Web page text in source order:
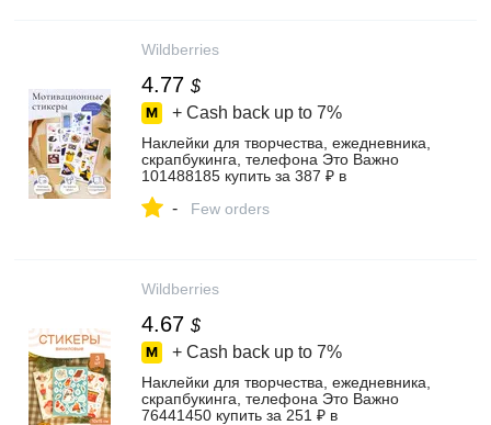
Wildberries
4.77 $
+ Cash back up to 7%
Наклейки для творчества, ежедневника,
скрапбукинга, телефона Это Важно
101488185 купить за 387 ₽ в
- Few orders
Wildberries
4.67 $
+ Cash back up to 7%
Наклейки для творчества, ежедневника,
скрапбукинга, телефона Это Важно
76441450 купить за 251 ₽ в